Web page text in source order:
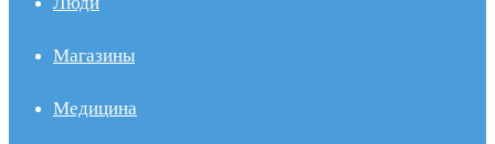
Магазины
Медицина